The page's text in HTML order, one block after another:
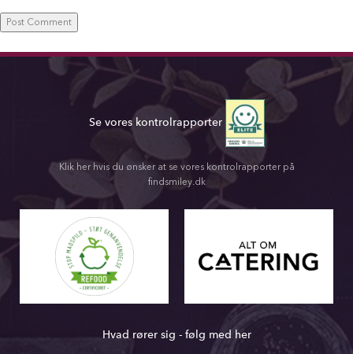
Se vores kontrolrapporter
Klik her hvis du ønsker at se vores kontrolrapporter på
findsmiley.dk
Hvad rører sig - følg med her